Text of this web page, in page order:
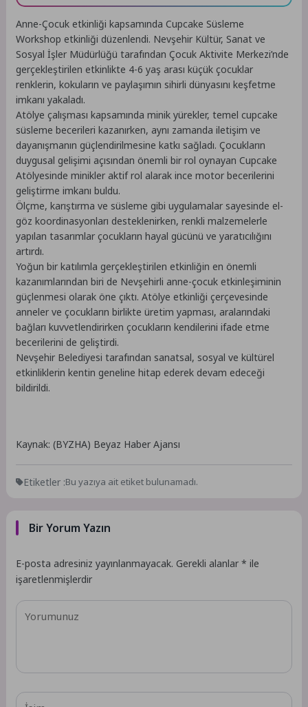
Anne-Çocuk etkinliği kapsamında Cupcake Süsleme
Workshop etkinliği düzenlendi. Nevşehir Kültür, Sanat ve
Sosyal İşler Müdürlüğü tarafından Çocuk Aktivite Merkezi’nde
gerçekleştirilen etkinlikte 4-6 yaş arası küçük çocuklar
renklerin, kokuların ve paylaşımın sihirli dünyasını keşfetme
imkanı yakaladı.
Atölye çalışması kapsamında minik yürekler, temel cupcake
süsleme becerileri kazanırken, aynı zamanda iletişim ve
dayanışmanın güçlendirilmesine katkı sağladı. Çocukların
duygusal gelişimi açısından önemli bir rol oynayan Cupcake
Atölyesinde minikler aktif rol alarak ince motor becerilerini
geliştirme imkanı buldu.
Ölçme, karıştırma ve süsleme gibi uygulamalar sayesinde el-
göz koordinasyonları desteklenirken, renkli malzemelerle
yapılan tasarımlar çocukların hayal gücünü ve yaratıcılığını
artırdı.
Yoğun bir katılımla gerçekleştirilen etkinliğin en önemli
kazanımlarından biri de Nevşehirli anne-çocuk etkinleşiminin
güçlenmesi olarak öne çıktı. Atölye etkinliği çerçevesinde
anneler ve çocukların birlikte üretim yapması, aralarındaki
bağları kuvvetlendirirken çocukların kendilerini ifade etme
becerilerini de geliştirdi.
Nevşehir Belediyesi tarafından sanatsal, sosyal ve kültürel
etkinliklerin kentin geneline hitap ederek devam edeceği
bildirildi.
Kaynak: (BYZHA) Beyaz Haber Ajansı
Etiketler :Bu yazıya ait etiket bulunamadı.
Bir Yorum Yazın
E-posta adresiniz yayınlanmayacak. Gerekli alanlar* ile
işaretlenmişlerdir